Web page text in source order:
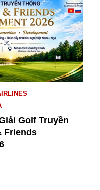
Golf Truyền
Friends